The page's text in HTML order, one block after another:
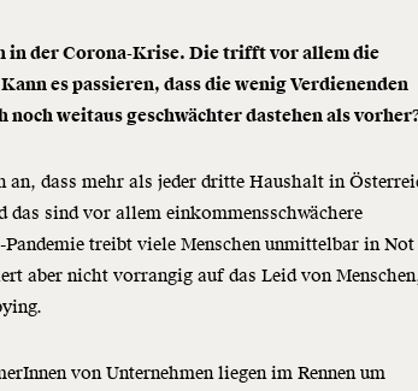
in der Corona-Krise. Die trifft vor allem die
es passieren, dass die wenig Verdienenden
noch weitaus geschwächter dastehen als
an, dass mehr als jeder dritte Haushalt in
das sind vor allem einkommensschwächere
treibt viele Menschen unmittelbar in Not
aber nicht vorrangig auf das Leid von
von Unternehmen liegen im Rennen um